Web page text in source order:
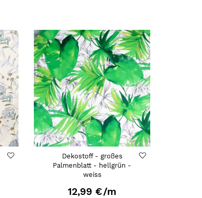
Dekostoff - großes
Palmenblatt - hellgrün -
weiss
12,99 €/m